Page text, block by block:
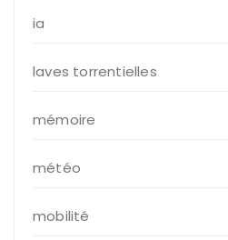
ia
laves torrentielles
mémoire
météo
mobilité